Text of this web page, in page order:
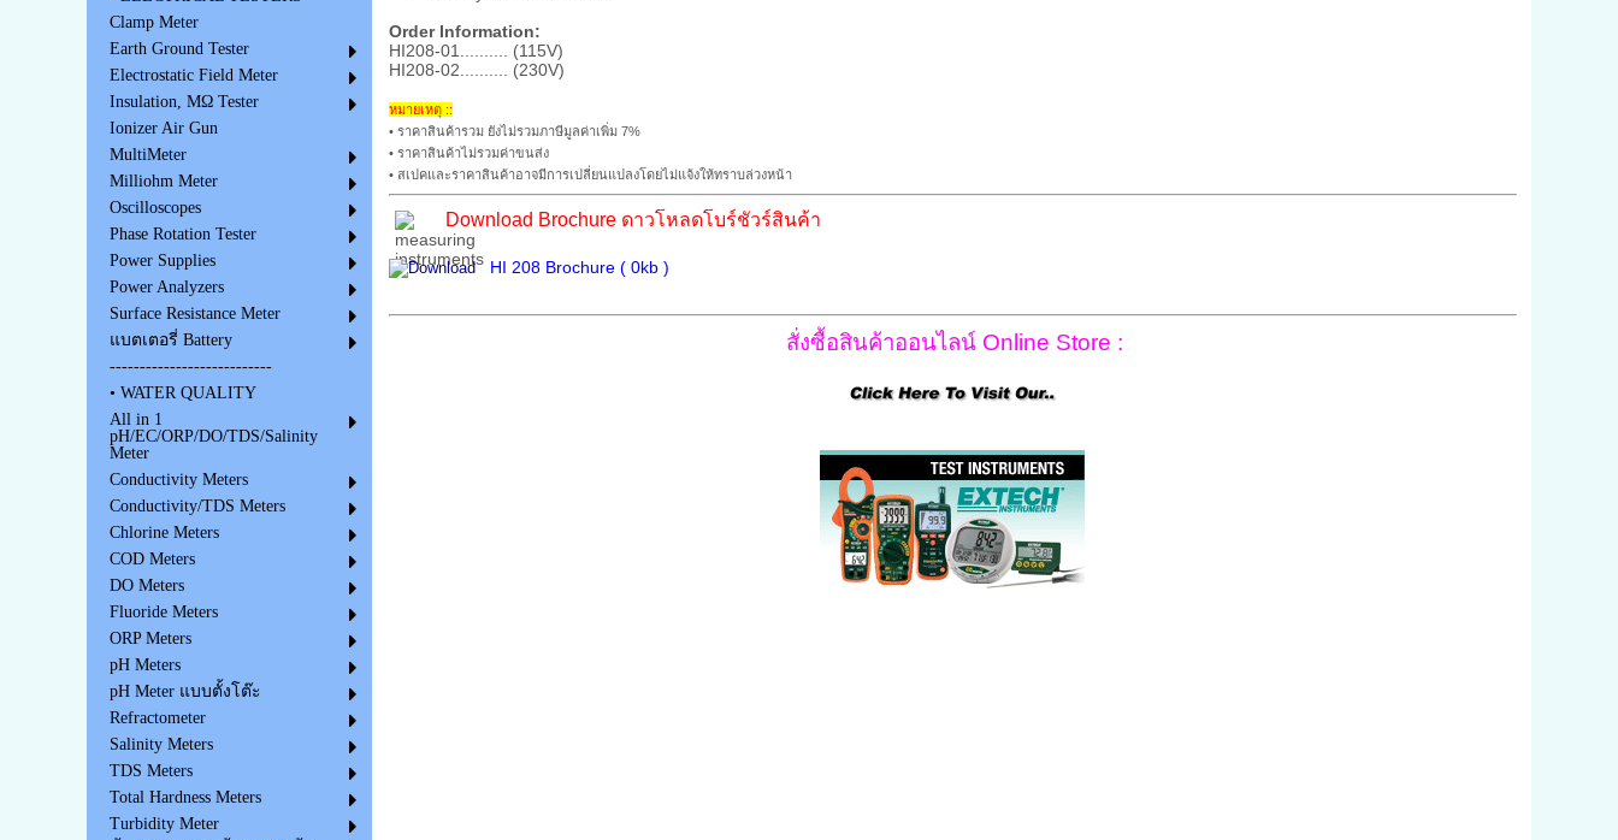
Clamp Meter
Earth Ground Tester
Electrostatic Field Meter
Insulation, MΩ Tester
Ionizer Air Gun
MultiMeter
Milliohm Meter
Oscilloscopes
Phase Rotation Tester
Power Supplies
Power Analyzers
Surface Resistance Meter
แบตเตอรี่ Battery
---------------------------
• WATER QUALITY
All in 1
pH/EC/ORP/DO/TDS/Salinity
Meter
Conductivity Meters
Conductivity/TDS Meters
Chlorine Meters
COD Meters
DO Meters
Fluoride Meters
ORP Meters
pH Meters
pH Meter แบบตั้งโต๊ะ
Refractometer
Salinity Meters
TDS Meters
Total Hardness Meters
Turbidity Meter
Order Information:
HI208-01.......... (115V)
HI208-02.......... (230V)
หมายเหตุ ::
• ราคาสินค้ารวม ยังไม่รวมภาษีมูลค่าเพิ่ม 7%
• ราคาสินค้าไม่รวมค่าขนส่ง
• สเปคและราคาสินค้าอาจมีการเปลี่ยนแปลงโดยไม่แจ้งให้ทราบล่วงหน้า
Download Brochure ดาวโหลดโบร์ชัวร์สินค้า
HI 208 Brochure ( 0kb )
สั่งซื้อสินค้าออนไลน์ Online Store :